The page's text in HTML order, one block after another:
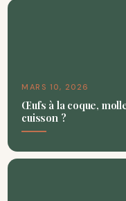
MARS 10, 2026
Œufs à la coque,
cuisson ?